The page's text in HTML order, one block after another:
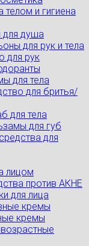
телом и гигиена
для душа
для рук и тела
для рук
для тела
для бритья/
для тела
для губ
для
лицом
против АКНЕ
для лица
кремы
кремы